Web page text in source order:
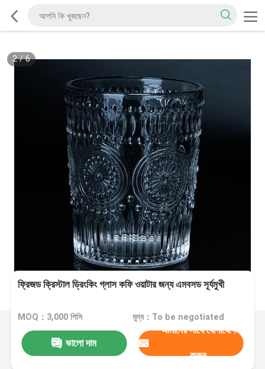
2/6
ফ্রিজড ক্রিস্টাল ড্রিংকিং গ্লাস কফি ওয়াটার জন্য এমবসড সূর্যমুখী
MOQ：3,000 পিসি মূল্য：To be negotiated
ভালো দাম
আমাদের সাথে যোগাযোগ
করুন